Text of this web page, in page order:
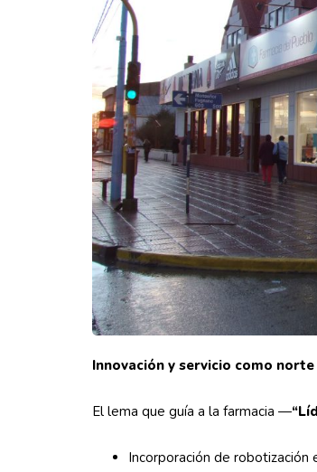
Innovación y servicio como norte
El lema que guía a la farmacia —
Incorporación de robotización